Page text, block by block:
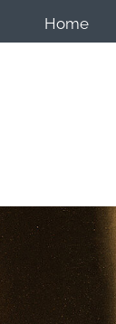
Home